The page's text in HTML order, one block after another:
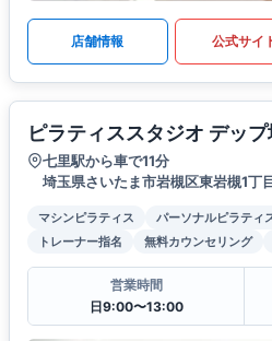
店舗情報 公式サイ
ピラティススタジオ デッ
七里駅から車で11分
埼玉県さいたま市岩槻区東岩槻1丁
マシンピラティス パーソナルピラティ
トレーナー指名
無料カウンセリング
営業時間
日9:00〜13:00